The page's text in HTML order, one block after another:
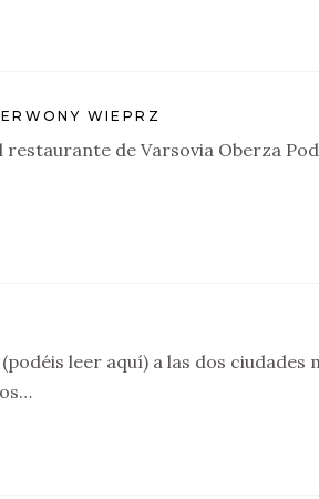
WIEPRZ
de Varsovia Oberza
leer aquí) a las dos